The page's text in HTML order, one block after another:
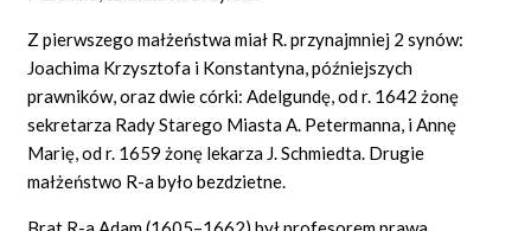
Z pierwszego małżeństwa miał R. przynajmniej 2 synów:
Joachima Krzysztofa i Konstantyna, późniejszych
prawników, oraz dwie córki: Adelgundę, od r. 1642 żonę
sekretarza Rady Starego Miasta A. Petermanna, i Annę
Marię, od r. 1659 żonę lekarza J. Schmiedta. Drugie
małżeństwo R-a było bezdzietne.